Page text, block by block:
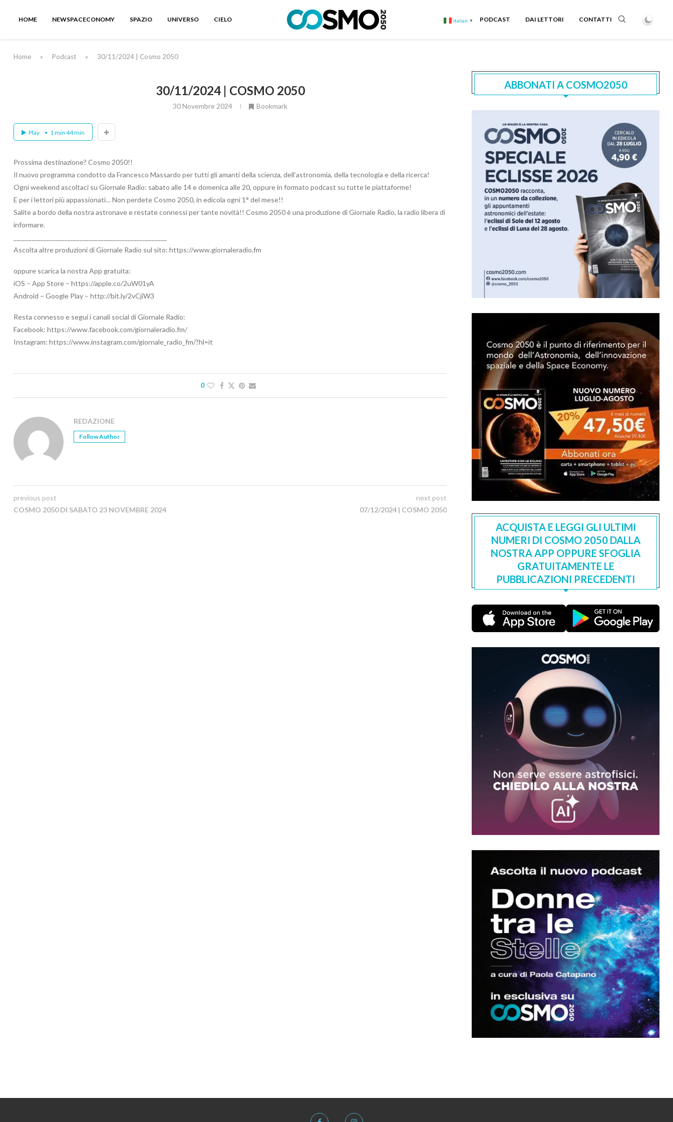
HOME NEWSPACECONOMY SPAZIO UNIVERSO CIELO Italian ▼ PODCAST DAI LETTORI CONTATTI
Home » Podcast » 30/11/2024 | Cosmo 2050
30/11/2024 | COSMO 2050
30 Novembre 2024 Bookmark
Play 1 min 44 min
Prossima destinazione? Cosmo 2050!!
Il nuovo programma condotto da Francesco Massardo per tutti gli amanti della scienza, dell’astronomia, della tecnologia e della ricerca!
Ogni weekend ascoltaci su Giornale Radio: sabato alle 14 e domenica alle 20, oppure in formato podcast su tutte le piattaforme!
E per i lettori più appassionati… Non perdete Cosmo 2050, in edicola ogni 1° del mese!!
Salite a bordo della nostra astronave e restate connessi per tante novità!! Cosmo 2050 è una produzione di Giornale Radio, la radio libera di
informare.
Ascolta altre produzioni di Giornale Radio sul sito: https://www.giornaleradio.fm
oppure scarica la nostra App gratuita:
iOS – App Store – https://apple.co/2uW01yA
Android – Google Play – http://bit.ly/2vCjiW3
Resta connesso e segui i canali social di Giornale Radio:
Facebook: https://www.facebook.com/giornaleradio.fm/
Instagram: https://www.instagram.com/giornale_radio_fm/?hl=it
0
REDAZIONE
Follow Author
previous post
COSMO 2050 DI SABATO 23 NOVEMBRE 2024
next post
07/12/2024 | COSMO 2050
ABBONATI A COSMO2050
ACQUISTA E LEGGI GLI ULTIMI
NUMERI DI COSMO 2050 DALLA
NOSTRA APP OPPURE SFOGLIA
GRATUITAMENTE LE
PUBBLICAZIONI PRECEDENTI